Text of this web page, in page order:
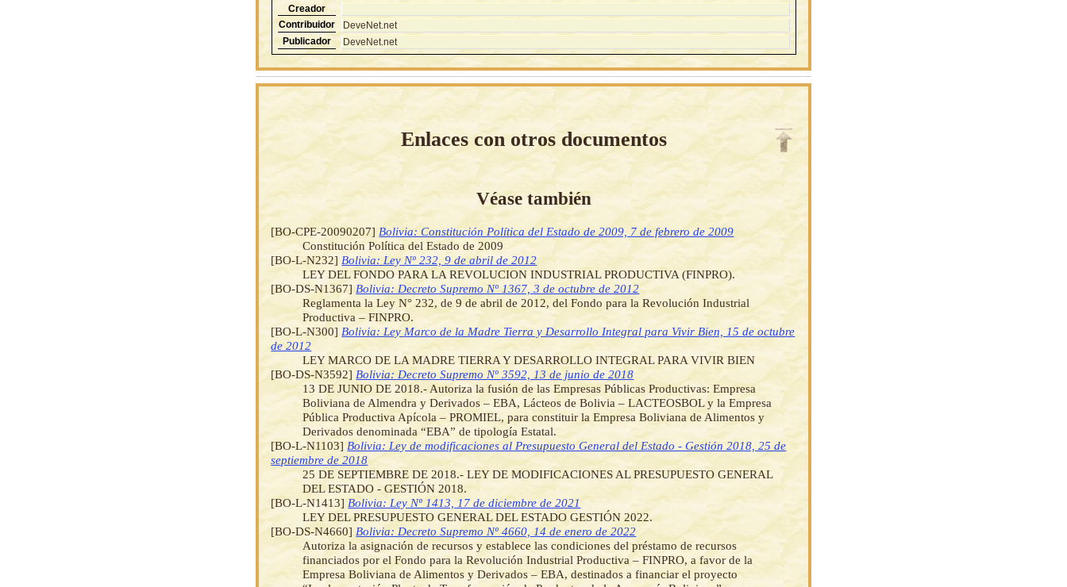
Creador
Contribuidor
DeveNet.net
Publicador
DeveNet.net
Enlaces con otros documentos
Véase también
[BO-CPE-20090207]Bolivia: Constitución Política del Estado de 2009, 7 de febrero de 2009
Constitución Política del Estado de 2009
[BO-L-N232]Bolivia: Ley Nº 232, 9 de abril de 2012
LEY DEL FONDO PARA LA REVOLUCION INDUSTRIAL PRODUCTIVA (FINPRO).
[BO-DS-N1367]Bolivia: Decreto Supremo Nº 1367, 3 de octubre de 2012
Reglamenta la Ley N° 232, de 9 de abril de 2012, del Fondo para la Revolución Industrial
Productiva – FINPRO.
[BO-L-N300]Bolivia: Ley Marco de la Madre Tierra y Desarrollo Integral para Vivir Bien, 15 de octubre
de 2012
LEY MARCO DE LA MADRE TIERRA Y DESARROLLO INTEGRAL PARA VIVIR BIEN
[BO-DS-N3592]Bolivia: Decreto Supremo Nº 3592, 13 de junio de 2018
13 DE JUNIO DE 2018.- Autoriza la fusión de las Empresas Públicas Productivas: Empresa
Boliviana de Almendra y Derivados – EBA, Lácteos de Bolivia – LACTEOSBOL y la Empresa
Pública Productiva Apícola – PROMIEL, para constituir la Empresa Boliviana de Alimentos y
Derivados denominada “EBA” de tipología Estatal.
[BO-L-N1103]Bolivia: Ley de modificaciones al Presupuesto General del Estado - Gestión 2018, 25 de
septiembre de 2018
25 DE SEPTIEMBRE DE 2018.- LEY DE MODIFICACIONES AL PRESUPUESTO GENERAL
DEL ESTADO - GESTIÓN 2018.
[BO-L-N1413]Bolivia: Ley Nº 1413, 17 de diciembre de 2021
LEY DEL PRESUPUESTO GENERAL DEL ESTADO GESTIÓN 2022.
[BO-DS-N4660]Bolivia: Decreto Supremo Nº 4660, 14 de enero de 2022
Autoriza la asignación de recursos y establece las condiciones del préstamo de recursos
financiados por el Fondo para la Revolución Industrial Productiva – FINPRO, a favor de la
Empresa Boliviana de Alimentos y Derivados – EBA, destinados a financiar el proyecto